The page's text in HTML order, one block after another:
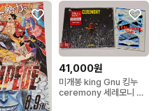
41,000원
미개봉 king Gnu 킹누
ceremony 세레모니 통